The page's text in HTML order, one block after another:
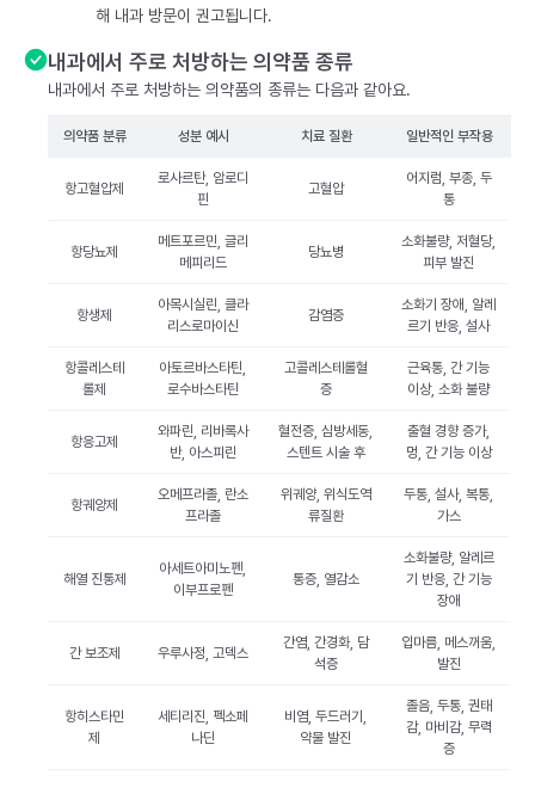
해 내과 방문이 권고됩니다.
내과에서 주로 처방하는 의약품 종류
내과에서 주로 처방하는 의약품의 종류는 다음과 같아요.
의약품 분류 성분 예시 치료 질환 일반적인 부작용
항고혈압제
로사르탄, 암로디
핀
고혈압
어지럼, 부종, 두
통
항당뇨제
메트포르민, 글리
메피리드
당뇨병
소화불량, 저혈당,
피부 발진
항생제
아목시실린, 클라
리스로마이신
감염증
소화기 장애, 알레
르기 반응, 설사
항콜레스테
롤제
아토르바스타틴,
로수바스타틴
고콜레스테롤혈
증
근육통, 간 기능
이상, 소화 불량
항응고제
와파린, 리바록사
반, 아스피린
혈전증, 심방세동,
스텐트 시술 후
출혈 경향 증가,
멍, 간 기능 이상
항궤양제
오메프라졸, 란소
프라졸
위궤양, 위식도역
류질환
두통, 설사, 복통,
가스
해열 진통제
아세트아미노펜,
이부프로펜
통증, 열감소
소화불량, 알레르
기 반응, 간 기능
장애
간 보조제 우루사정, 고덱스
간염, 간경화, 담
석증
입마름, 메스꺼움,
발진
항히스타민
제
세티리진, 펙소페
나딘
비염, 두드러기,
약물 발진
졸음, 두통, 권태
감, 마비감, 무력
증